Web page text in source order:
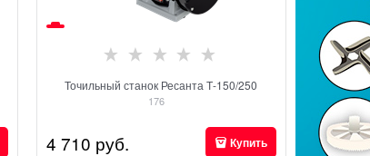
Точильный станок Ресанта Т-150/250
176
4 710 руб. Купить